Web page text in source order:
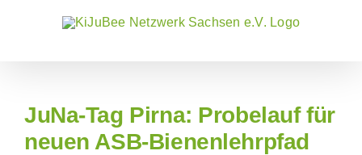
JuNa-Tag Pirna: Probelauf für
neuen ASB-Bienenlehrpfad